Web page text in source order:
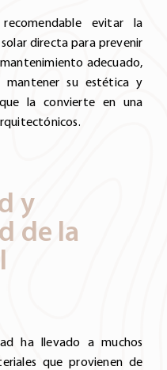
evitar la
directa para prevenir
adecuado,
su estética y
la convierte en una
y
de la
ha llevado a muchos
que provienen de